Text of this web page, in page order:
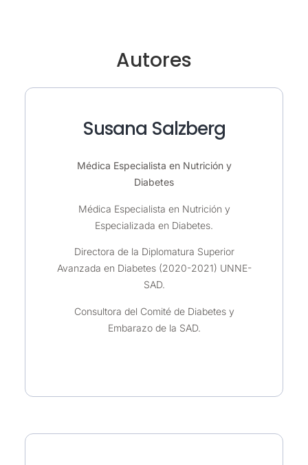
Autores
Susana Salzberg
Médica Especialista en Nutrición y
Diabetes
Médica Especialista en Nutrición y
Especializada en Diabetes.
Directora de la Diplomatura Superior
Avanzada en Diabetes (2020-2021) UNNE-
SAD.
Consultora del Comité de Diabetes y
Embarazo de la SAD.